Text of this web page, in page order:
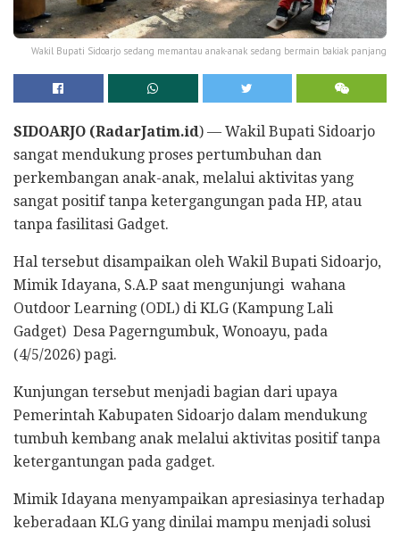
Wakil Bupati Sidoarjo sedang memantau anak-anak sedang bermain bakiak panjang
SIDOARJO (RadarJatim.id) — Wakil Bupati Sidoarjo
sangat mendukung proses pertumbuhan dan
perkembangan anak-anak, melalui aktivitas yang
sangat positif tanpa ketergangungan pada HP, atau
tanpa fasilitasi Gadget.
Hal tersebut disampaikan oleh Wakil Bupati Sidoarjo,
Mimik Idayana, S.A.P saat mengunjungi wahana
Outdoor Learning (ODL) di KLG (Kampung Lali
Gadget) Desa Pagerngumbuk, Wonoayu, pada
(4/5/2026) pagi.
Kunjungan tersebut menjadi bagian dari upaya
Pemerintah Kabupaten Sidoarjo dalam mendukung
tumbuh kembang anak melalui aktivitas positif tanpa
ketergantungan pada gadget.
Mimik Idayana menyampaikan apresiasinya terhadap
keberadaan KLG yang dinilai mampu menjadi solusi